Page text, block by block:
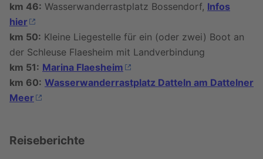
km 46: Wasserwanderrastplatz Bossendorf, Infos
hier
km 50: Kleine Liegestelle für ein (oder zwei) Boot an
der Schleuse Flaesheim mit Landverbindung
km 51: Marina Flaesheim
km 60: Wasserwanderrastplatz Datteln am Dattelner
Meer
Reiseberichte